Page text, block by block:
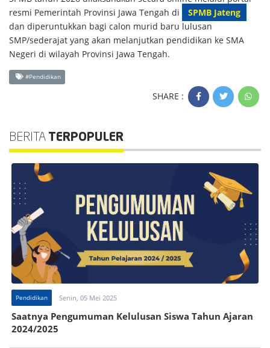
resmi Pemerintah Provinsi Jawa Tengah di
SPMB Jateng
dan diperuntukkan bagi calon murid baru lulusan
SMP/sederajat yang akan melanjutkan pendidikan ke SMA
Negeri di wilayah Provinsi Jawa Tengah.
#Pendidikan
SHARE :
BERITA TERPOPULER
Pendidikan Senin, 05 Mei 2025
Saatnya Pengumuman Kelulusan Siswa Tahun Ajaran
2024/2025